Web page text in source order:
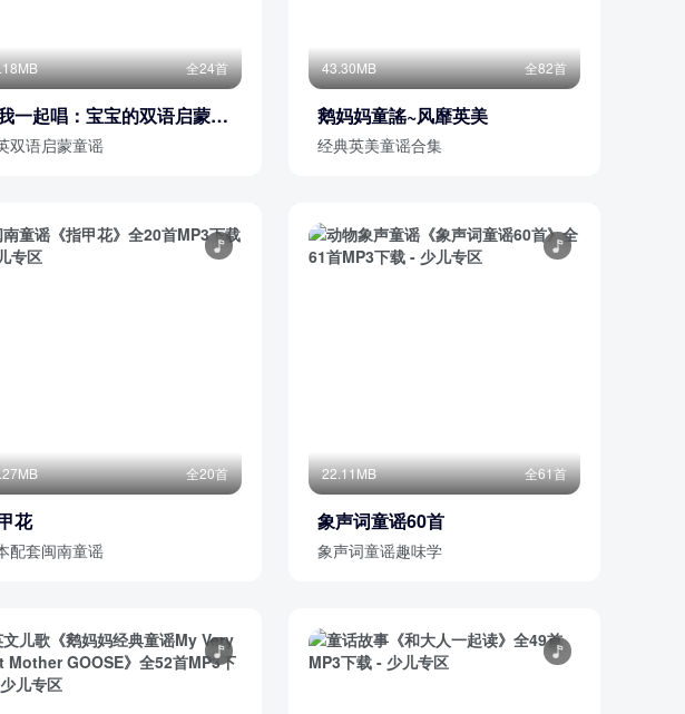
全24首
一起唱：宝宝的双语启蒙童
双语启蒙童谣
43.30MB 全82首
鹅妈妈童謠~风靡英美
经典英美童谣合集
全20首
花
配套闽南童谣
22.11MB 全61首
象声词童谣60首
象声词童谣趣味学